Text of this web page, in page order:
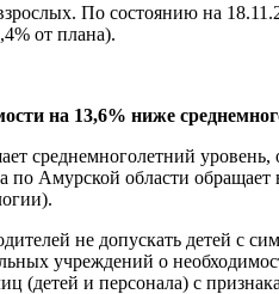
По состоянию на
от плана).
на 13,6% ниже
среднемноголетний уровень,
по Амурской области
не допускать детей с
учреждений о
(детей и персонала) с